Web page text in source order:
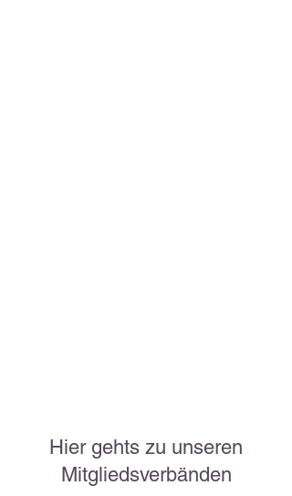
Hier gehts zu unseren
Mitgliedsverbänden